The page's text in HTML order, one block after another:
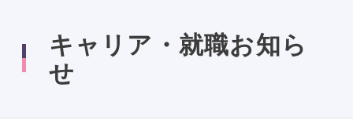
キャリア・就職お知ら
せ